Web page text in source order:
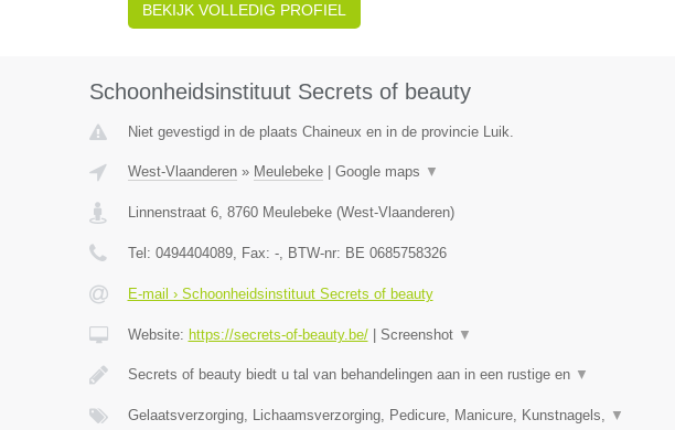
BEKIJK VOLLEDIG PROFIEL
Schoonheidsinstituut Secrets of beauty
Niet gevestigd in de plaats Chaineux en in de provincie Luik.
West-Vlaanderen» Meulebeke| Google maps ▼
Linnenstraat 6, 8760 Meulebeke(West-Vlaanderen)
Tel: 0494404089, Fax: -, BTW-nr: BE 0685758326
E-mail › Schoonheidsinstituut Secrets of beauty
Website: https://secrets-of-beauty.be/| Screenshot ▼
Secrets of beauty biedt u tal van behandelingen aan in een rustige en ▼
Gelaatsverzorging, Lichaamsverzorging, Pedicure, Manicure, Kunstnagels, ▼